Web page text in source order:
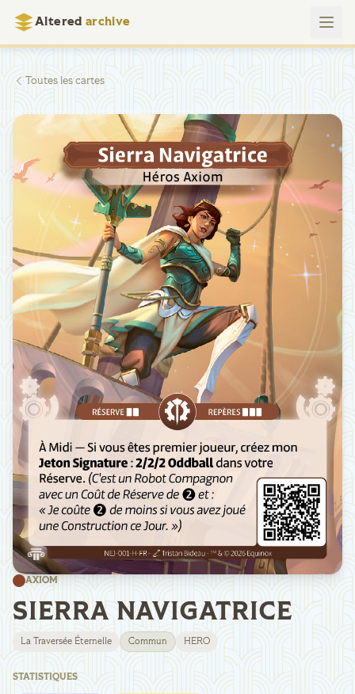
Altered archive
Toutes les cartes
AXIOM
SIERRA NAVIGATRICE
La Traversée Éternelle Commun HERO
STATISTIQUES